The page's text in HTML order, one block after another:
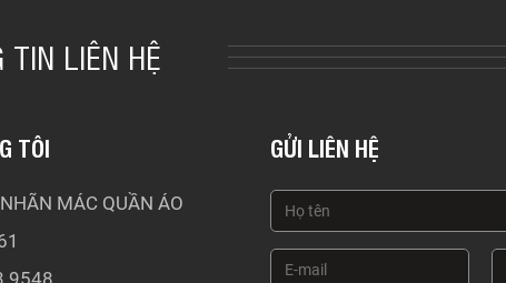
TIN LIÊN HỆ
TÔI
MÁC QUẦN ÁO
9548
GỬI LIÊN HỆ